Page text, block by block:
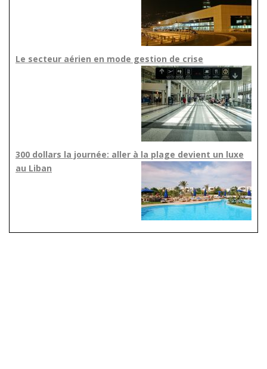
Le secteur aérien en mode gestion de crise
300 dollars la journée: aller à la plage devient un luxe
au Liban